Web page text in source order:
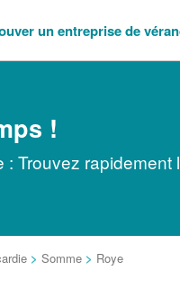
un entreprise de
!
Trouvez
> Somme > Roye